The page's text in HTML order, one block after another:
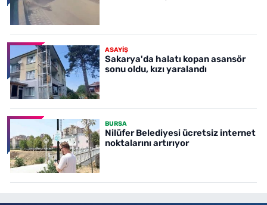
ASAYİŞ
Sakarya'da halatı kopan asansör
sonu oldu, kızı yaralandı
BURSA
Nilüfer Belediyesi ücretsiz internet
noktalarını artırıyor